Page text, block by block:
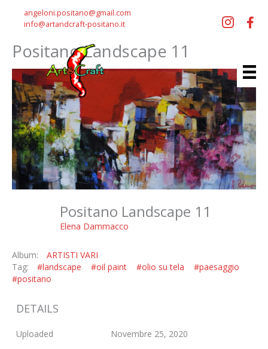
contenuto
angeloni.positano@gmail.com
info@artandcraft-positano.it
Positano Landscape 11
Positano Landscape 11
Elena Dammacco
Album:
ARTISTI VARI
Tag:
#landscape #oil paint #olio su tela
#paesaggio
#positano
DETAILS
Uploaded Novembre 25, 2020